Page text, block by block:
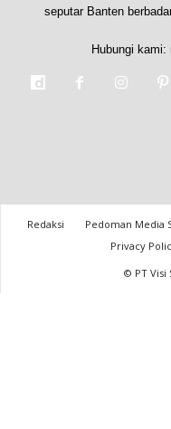
seputar Banten
Hubungi kami:
Redaksi Pedoman Media
Privacy
© PT Visi